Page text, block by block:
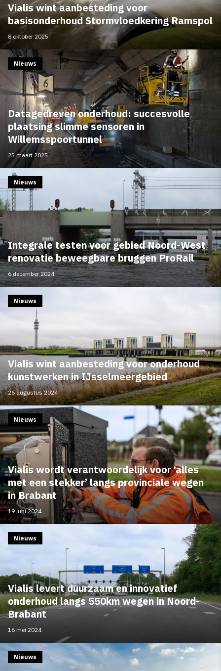
Vialis wint aanbesteding voor
basisonderhoud Stormvloedkering Ramspol
8 oktober 2025
Datagedreven onderhoud: succesvolle
plaatsing slimme sensoren in
Willemsspoortunnel
Nieuws
25 maart 2025
Integrale testen voor gebied Noord-West
renovatie beweegbare bruggen ProRail
Nieuws
6 december 2024
Vialis wint aanbesteding voor onderhoud
kunstwerken in IJsselmeergebied
Nieuws
26 augustus 2024
Vialis wordt verantwoordelijk voor ‘alles
met een stekker’ langs provinciale wegen
in Brabant
Nieuws
19 juni 2024
Vialis levert duurzaam en innovatief
onderhoud langs 550km wegen in Noord-
Brabant
Nieuws
16 mei 2024
Nieuws